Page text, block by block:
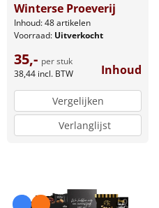
Winterse Proeverij
Inhoud: 48 artikelen
Voorraad: Uitverkocht
35,- per stuk
38,44 incl. BTW Inhoud
Vergelijken
Verlanglijst